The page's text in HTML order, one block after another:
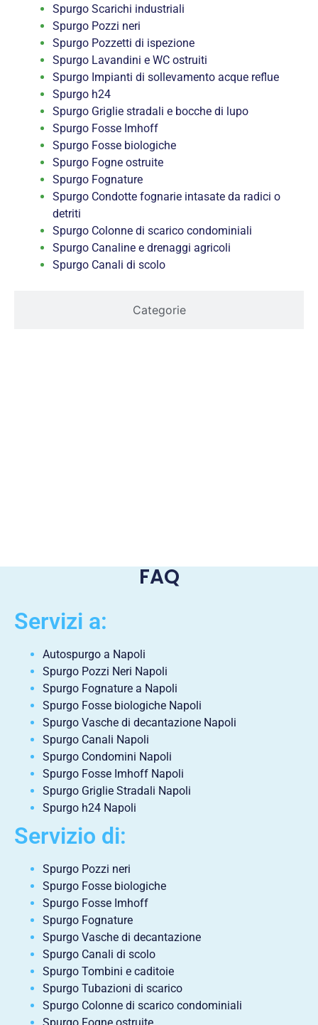
Categorie
Spurgo Scarichi industriali
Spurgo Pozzi neri
Spurgo Pozzetti di ispezione
Spurgo Lavandini e WC ostruiti
Spurgo Impianti di sollevamento acque reflue
Spurgo h24
Spurgo Griglie stradali e bocche di lupo
Spurgo Fosse Imhoff
Spurgo Fosse biologiche
Spurgo Fogne ostruite
Spurgo Fognature
Spurgo Condotte fognarie intasate da radici o
detriti
Spurgo Colonne di scarico condominiali
Spurgo Canaline e drenaggi agricoli
Spurgo Canali di scolo
FAQ
Servizi a:
Autospurgo a Napoli
Spurgo Pozzi Neri Napoli
Spurgo Fognature a Napoli
Spurgo Fosse biologiche Napoli
Spurgo Vasche di decantazione Napoli
Spurgo Canali Napoli
Spurgo Condomini Napoli
Spurgo Fosse Imhoff Napoli
Spurgo Griglie Stradali Napoli
Spurgo h24 Napoli
Servizio di:
Spurgo Pozzi neri
Spurgo Fosse biologiche
Spurgo Fosse Imhoff
Spurgo Fognature
Spurgo Vasche di decantazione
Spurgo Canali di scolo
Spurgo Tombini e caditoie
Spurgo Tubazioni di scarico
Spurgo Colonne di scarico condominiali
Spurgo Fogne ostruite